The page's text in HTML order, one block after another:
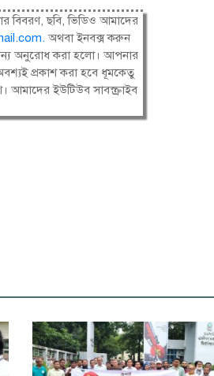
বিবরণ, ছবি, ভিডিও আমাদের
. অথবা ইনবক্স করুন
অনুরোধ করা হলো। আপনার
প্রকাশ করা হবে ধূমকেতু
আমাদের ইউটিউব সাবস্ক্রাইব